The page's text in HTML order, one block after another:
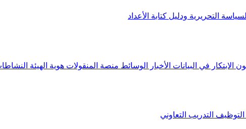
السياسة التحريرية ودليل كتابة الأعداد
الابتكار في البيانات الأخبار الوسائط منصة المنقولات هوية الهيئة
التوظيف التدريب التعاوني